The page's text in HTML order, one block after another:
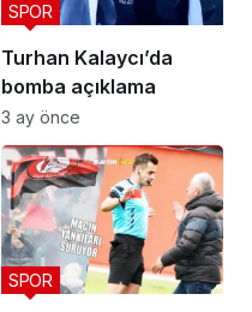
Turhan Kalaycı’da
bomba açıklama
SPOR
3 ay önce
SPOR